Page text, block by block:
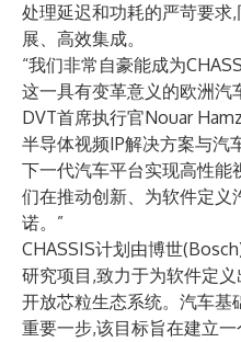
处理延迟和功耗的严苛要求
展、高效集成。
“我们非常自豪能成为
这一具有变革意义的欧洲汽
DVT首席执行官Nouar
半导体视频IP解决方案与汽
下一代汽车平台实现高性能
们在推动创新、为软件定义
诺。”
CHASSIS计划由博世
研究项目,致力于为软件定
开放芯粒生态系统。汽车基
重要一步,该目标旨在建立